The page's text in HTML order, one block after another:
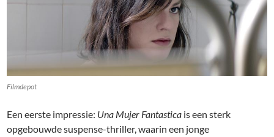
Filmdepot
Een eerste impressie: Una Mujer Fantastica is een sterk
opgebouwde suspense-thriller, waarin een jonge